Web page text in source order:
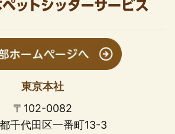
東京本社
〒102-0082
千代田区一番町13-3